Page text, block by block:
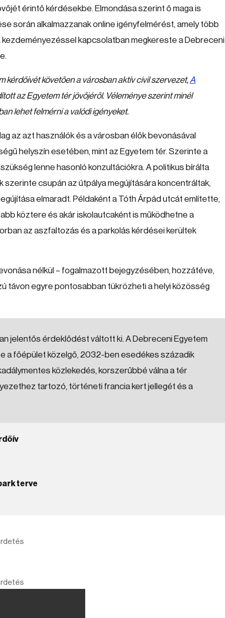
érintő kérdésekbe. Elmondása szerint ő maga is
során alkalmazzanak online igényfelmérést, amely több
kapcsolatban megkereste a Debreceni
kérdőívét követően a városban aktív civil szervezet, A
az Egyetem tér jövőjéről. Véleménye szerint minél
lehet felmérni a valódi igényeket.
az azt használók és a városban élők bevonásával
helyszín esetében, mint az Egyetem tér. Szerinte a
lenne hasonló konzultációkra. A politikus bírálta
csupán az útpálya megújítására koncentráltak,
elmaradt. Példaként a Tóth Árpád utcát említette,
köztere és akár iskolautcaként is működhetne a
az aszfaltozás és a parkolás kérdései kerültek
nélkül – fogalmazott bejegyzésében, hozzátéve,
távon egyre pontosabban tükrözheti a helyi közösség
jelentős érdeklődést váltott ki. A Debreceni Egyetem
a főépület közelgő, 2032-ben esedékes századik
közlekedés, korszerűbbé válna a tér
tartozó, történeti francia kert jellegét és a
terve